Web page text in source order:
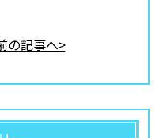
の記事へ>